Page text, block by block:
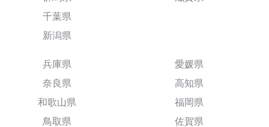
千葉県
新潟県
兵庫県
奈良県
和歌山県
鳥取県
愛媛県
高知県
福岡県
佐賀県